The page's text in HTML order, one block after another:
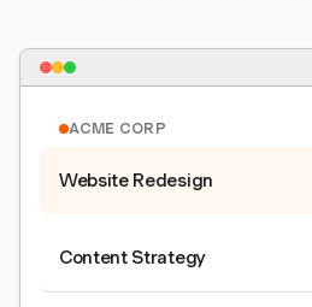
ACME CORP
Website Redesign
Content Strategy